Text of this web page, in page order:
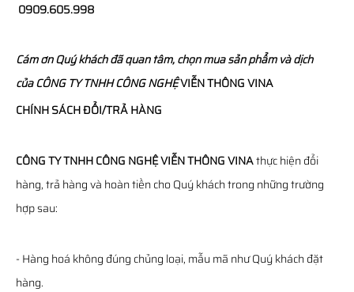
0909.605.998
Cám ơn Quý khách đã quan tâm, chọn mua sản phẩm và dịch
củaCÔNG TY TNHH CÔNG NGHỆVIỄN THÔNGVINA
CHÍNH SÁCH ĐỔI/TRẢ HÀNG
CÔNG TY TNHH CÔNG NGHỆ VIỄN THÔNG VINAthực hiện đổi
hàng, trả hàng và hoàn tiền cho Quý khách trong những trường
hợp sau:
- Hàng hoá không đúng chủng loại, mẫu mã như Quý khách đặt
hàng.